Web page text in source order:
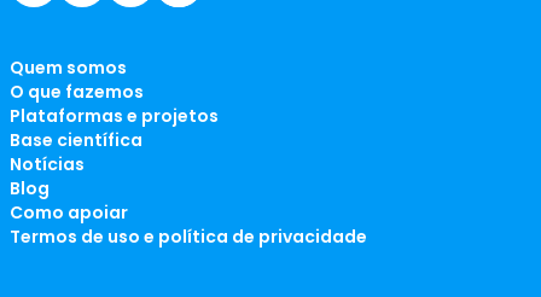
Quem somos
O que fazemos
Plataformas e projetos
Base científica
Notícias
Blog
Como apoiar
Termos de uso e política de privacidade